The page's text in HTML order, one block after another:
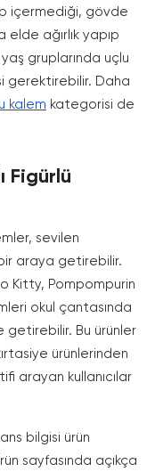
içermediği, gövde
elde ağırlık yapıp
yaş gruplarında uçlu
gerektirebilir. Daha
kalem kategorisi de
Figürlü
sevilen
araya getirebilir.
Kitty, Pompompurin
okul çantasında
Bu ürünler
ürünlerinden
arayan kullanıcılar
bilgisi ürün
sayfasında açıkça